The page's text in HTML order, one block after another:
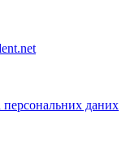
персональних даних